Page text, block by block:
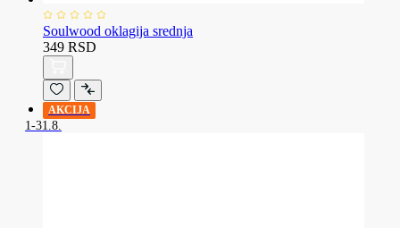
Soulwood oklagija srednja
349 RSD
AKCIJA
1-31.8.